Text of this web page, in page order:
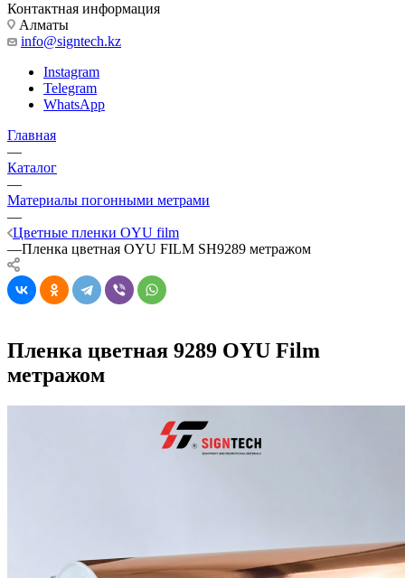
Контактная информация
Алматы
info@signtech.kz
Instagram
Telegram
WhatsApp
Главная
—
Каталог
—
Материалы погонными метрами
—
Цветные пленки OYU film
—Пленка цветная OYU FILM SH9289 метражом
Пленка цветная 9289 OYU Film
метражом